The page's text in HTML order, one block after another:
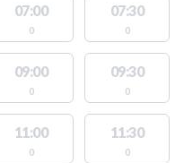
07:00
0
07:30
0
09:00
0
09:30
0
11:00
0
11:30
0